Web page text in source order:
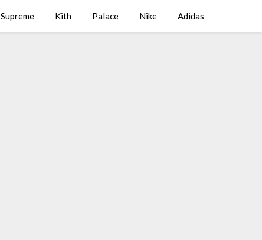
Supreme Kith Palace Nike Adidas